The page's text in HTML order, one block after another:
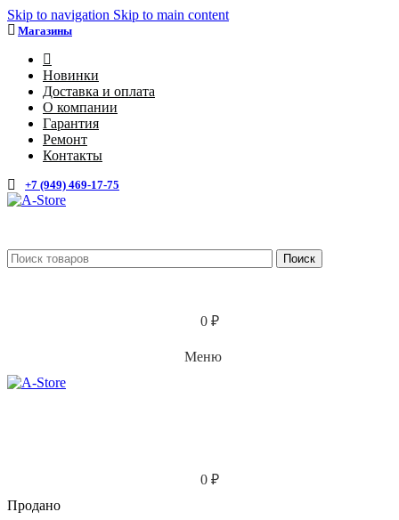
Skip to navigation Skip to main content
Магазины
Новинки
Доставка и оплата
О компании
Гарантия
Ремонт
Контакты
+7 (949) 469-17-75
Поиск
0 ₽
Меню
0 ₽
Продано